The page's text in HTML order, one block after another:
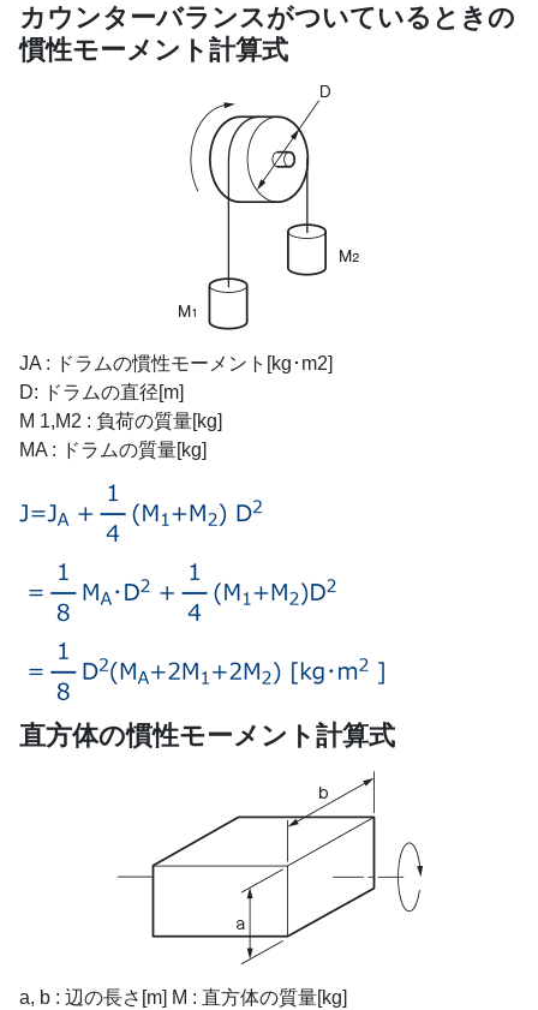
カウンターバランスがついているときの
慣性モーメント計算式
JA : ドラムの慣性モーメント[kg･m2]
D: ドラムの直径[m]
M 1,M2 : 負荷の質量[kg]
MA : ドラムの質量[kg]
直方体の慣性モーメント計算式
a, b : 辺の長さ[m] M : 直方体の質量[kg]